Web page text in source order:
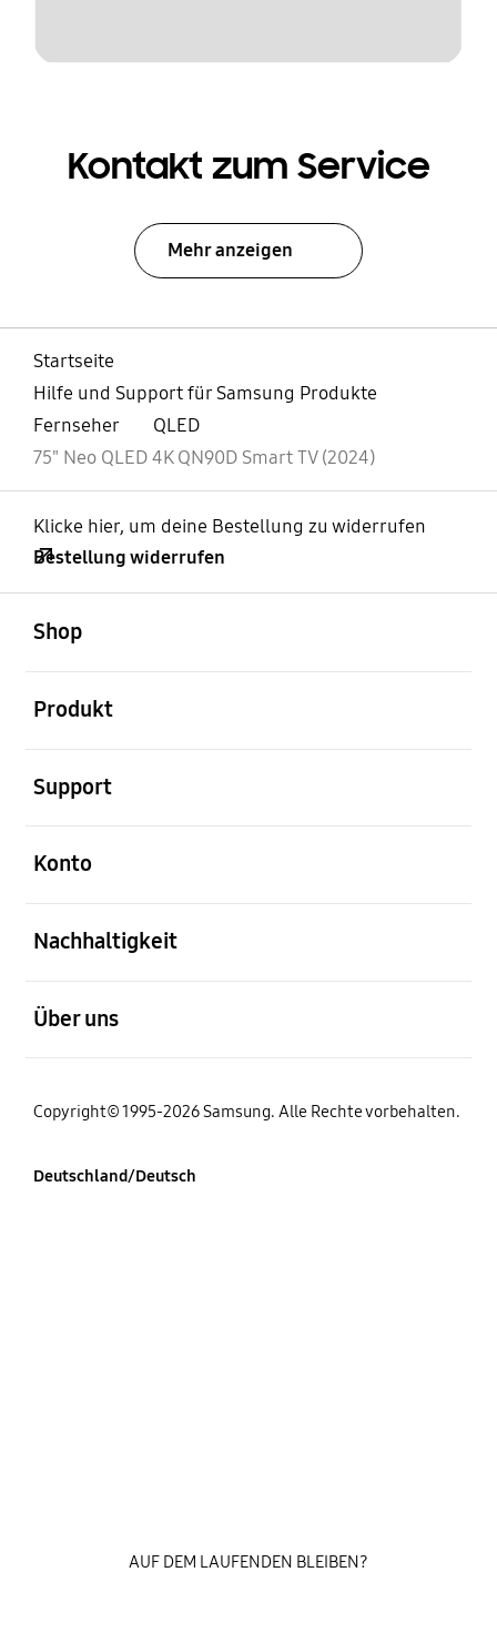
Kontakt zum Service
Mehr anzeigen
Startseite
Hilfe und Support für Samsung Produkte
Fernseher
QLED
75" Neo QLED 4K QN90D Smart TV (2024)
Klicke hier, um deine Bestellung zu widerrufen
Bestellung widerrufen
Shop
Produkt
Support
Konto
Nachhaltigkeit
Über uns
Copyright© 1995-2026 Samsung. Alle Rechte vorbehalten.
Deutschland/Deutsch
AUF DEM LAUFENDEN BLEIBEN?